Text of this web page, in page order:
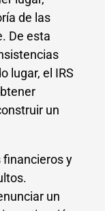
de las
De esta
lugar, el IRS
un
financieros y
un